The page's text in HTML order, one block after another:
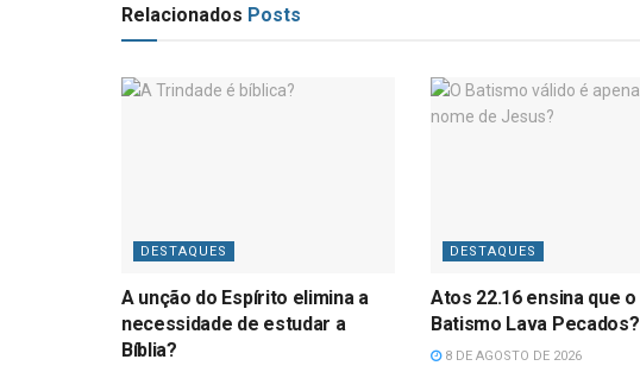
Relacionados Posts
DESTAQUES
A unção do Espírito elimina a
necessidade de estudar a
Bíblia?
DESTAQUES
Atos 22.16 ensina que o
Batismo Lava Pecados?
8 DE AGOSTO DE 2026